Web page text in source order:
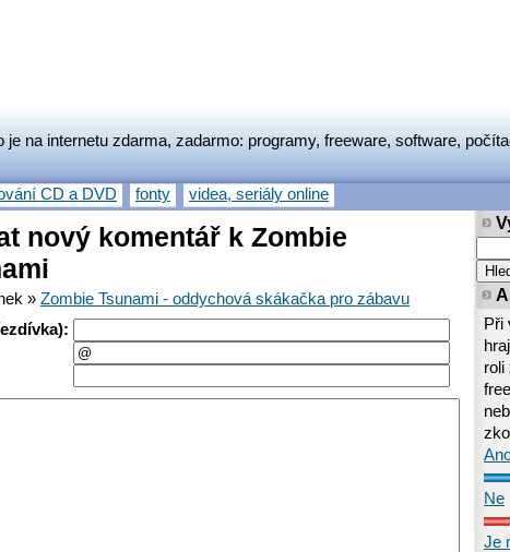
je na internetu zdarma, zadarmo: programy, freeware, software,
CD a DVD fonty videa, seriály online
nový komentář k Zombie
» Zombie Tsunami - oddychová skákačka pro zábavu
Při
roli
Ne
Je